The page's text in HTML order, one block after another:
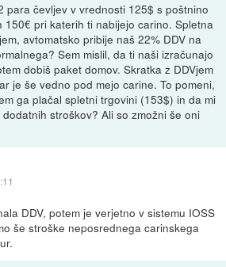
para čevljev v vrednosti 125$ s poštnino
150€ pri katerih ti nabijejo carino. Spletna
avtomatsko pribije naš 22% DDV na
Sem mislil, da ti naši izračunajo
dobiš paket domov. Skratka z DDVjem
je še vedno pod mejo carine. To pomeni,
ga plačal spletni trgovini (153$) in da mi
stroškov? Ali so zmožni še oni
DDV, potem je verjetno v sistemu IOSS
še stroške neposrednega carinskega